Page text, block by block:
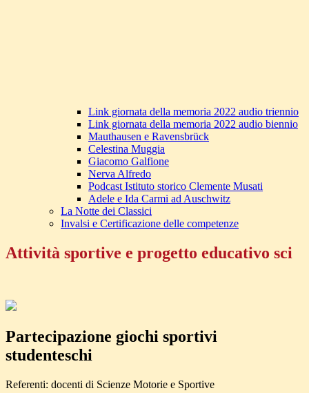
Link giornata della memoria 2022 audio triennio
Link giornata della memoria 2022 audio biennio
Mauthausen e Ravensbrück
Celestina Muggia
Giacomo Galfione
Nerva Alfredo
Podcast Istituto storico Clemente Musati
Adele e Ida Carmi ad Auschwitz
La Notte dei Classici
Invalsi e Certificazione delle competenze
Attività sportive e progetto educativo sci
Partecipazione giochi sportivi
studenteschi
Referenti: docenti di Scienze Motorie e Sportive